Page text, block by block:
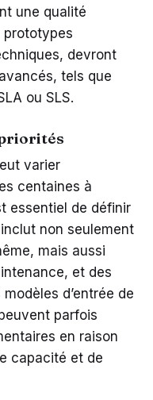
une qualité
prototypes
devront
tels que
ou SLS.
varier
centaines à
essentiel de définir
inclut non seulement
mais aussi
et des
d’entrée de
parfois
en raison
capacité et de